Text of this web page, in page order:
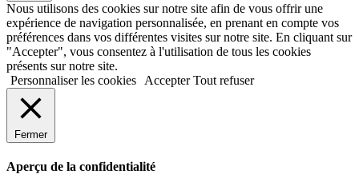
Nous utilisons des cookies sur notre site afin de vous offrir une
expérience de navigation personnalisée, en prenant en compte vos
préférences dans vos différentes visites sur notre site. En cliquant sur
"Accepter", vous consentez à l'utilisation de tous les cookies
présents sur notre site.
Personnaliser les cookies
Accepter Tout refuser
Fermer
Aperçu de la confidentialité